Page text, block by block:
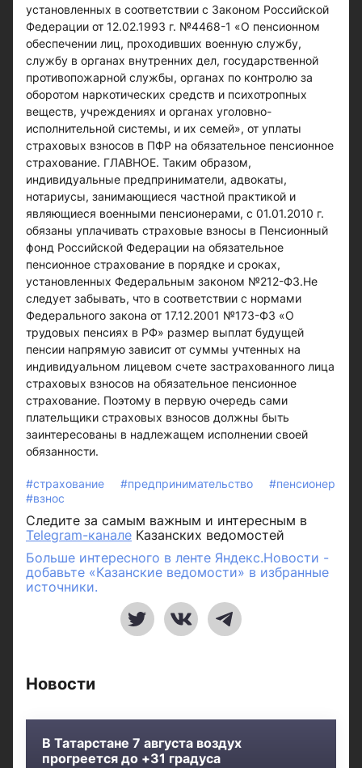
установленных в соответствии с Законом Российской
Федерации от 12.02.1993 г. №4468-1 «О пенсионном
обеспечении лиц, проходивших военную службу,
службу в органах внутренних дел, государственной
противопожарной службы, органах по контролю за
оборотом наркотических средств и психотропных
веществ, учреждениях и органах уголовно-
исполнительной системы, и их семей», от уплаты
страховых взносов в ПФР на обязательное пенсионное
страхование. ГЛАВНОЕ. Таким образом,
индивидуальные предприниматели, адвокаты,
нотариусы, занимающиеся частной практикой и
являющиеся военными пенсионерами, с 01.01.2010 г.
обязаны уплачивать страховые взносы в Пенсионный
фонд Российской Федерации на обязательное
пенсионное страхование в порядке и сроках,
установленных Федеральным законом №212-ФЗ.Не
следует забывать, что в соответствии с нормами
Федерального закона от 17.12.2001 №173-ФЗ «О
трудовых пенсиях в РФ» размер выплат будущей
пенсии напрямую зависит от суммы учтенных на
индивидуальном лицевом счете застрахованного лица
страховых взносов на обязательное пенсионное
страхование. Поэтому в первую очередь сами
плательщики страховых взносов должны быть
заинтересованы в надлежащем исполнении своей
обязанности.
#страхование #предпринимательство
#пенсионер
#взнос
Следите за самым важным и интересным в
Telegram-канале Казанских ведомостей
Больше интересного в ленте Яндекс.Новости -
добавьте «Казанские ведомости» в избранные
источники.
Новости
В Татарстане 7 августа воздух
прогреется до +31 градуса